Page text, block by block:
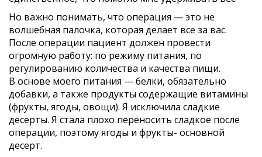
Но важно понимать, что операция — это не
волшебная палочка, которая делает все за вас.
После операции пациент должен провести
огромную работу: по режиму питания, по
регулированию количества и качества пищи.
В основе моего питания — белки, обязательно
добавки, а также продукты содержащие витамины
(фрукты, ягоды, овощи). Я исключила сладкие
десерты. Я стала плохо переносить сладкое после
операции, поэтому ягоды и фрукты- основной
десерт.